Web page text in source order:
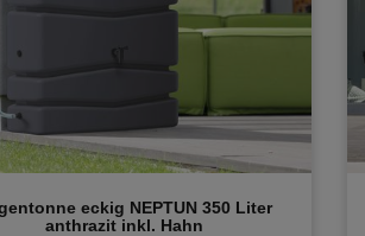
eckig NEPTUN 350 Liter
anthrazit inkl. Hahn